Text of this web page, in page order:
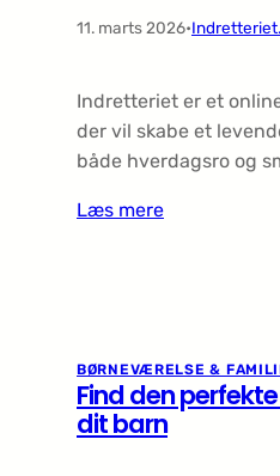
11. marts 2026•
Indretteriet er et
der vil skabe et
både hverdagsro og
Læs mere
BØRNEVÆRELSE &
Find den
dit barn